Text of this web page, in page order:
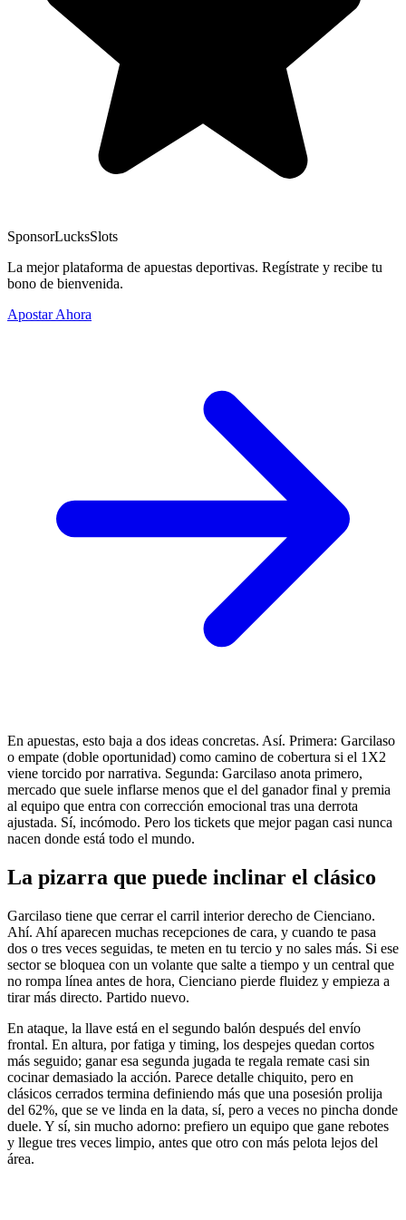
SponsorLucksSlots
La mejor plataforma de apuestas deportivas. Regístrate y recibe tu
bono de bienvenida.
Apostar Ahora
En apuestas, esto baja a dos ideas concretas. Así. Primera: Garcilaso
o empate (doble oportunidad) como camino de cobertura si el 1X2
viene torcido por narrativa. Segunda: Garcilaso anota primero,
mercado que suele inflarse menos que el del ganador final y premia
al equipo que entra con corrección emocional tras una derrota
ajustada. Sí, incómodo. Pero los tickets que mejor pagan casi nunca
nacen donde está todo el mundo.
La pizarra que puede inclinar el clásico
Garcilaso tiene que cerrar el carril interior derecho de Cienciano.
Ahí. Ahí aparecen muchas recepciones de cara, y cuando te pasa
dos o tres veces seguidas, te meten en tu tercio y no sales más. Si ese
sector se bloquea con un volante que salte a tiempo y un central que
no rompa línea antes de hora, Cienciano pierde fluidez y empieza a
tirar más directo. Partido nuevo.
En ataque, la llave está en el segundo balón después del envío
frontal. En altura, por fatiga y timing, los despejes quedan cortos
más seguido; ganar esa segunda jugada te regala remate casi sin
cocinar demasiado la acción. Parece detalle chiquito, pero en
clásicos cerrados termina definiendo más que una posesión prolija
del 62%, que se ve linda en la data, sí, pero a veces no pincha donde
duele. Y sí, sin mucho adorno: prefiero un equipo que gane rebotes
y llegue tres veces limpio, antes que otro con más pelota lejos del
área.